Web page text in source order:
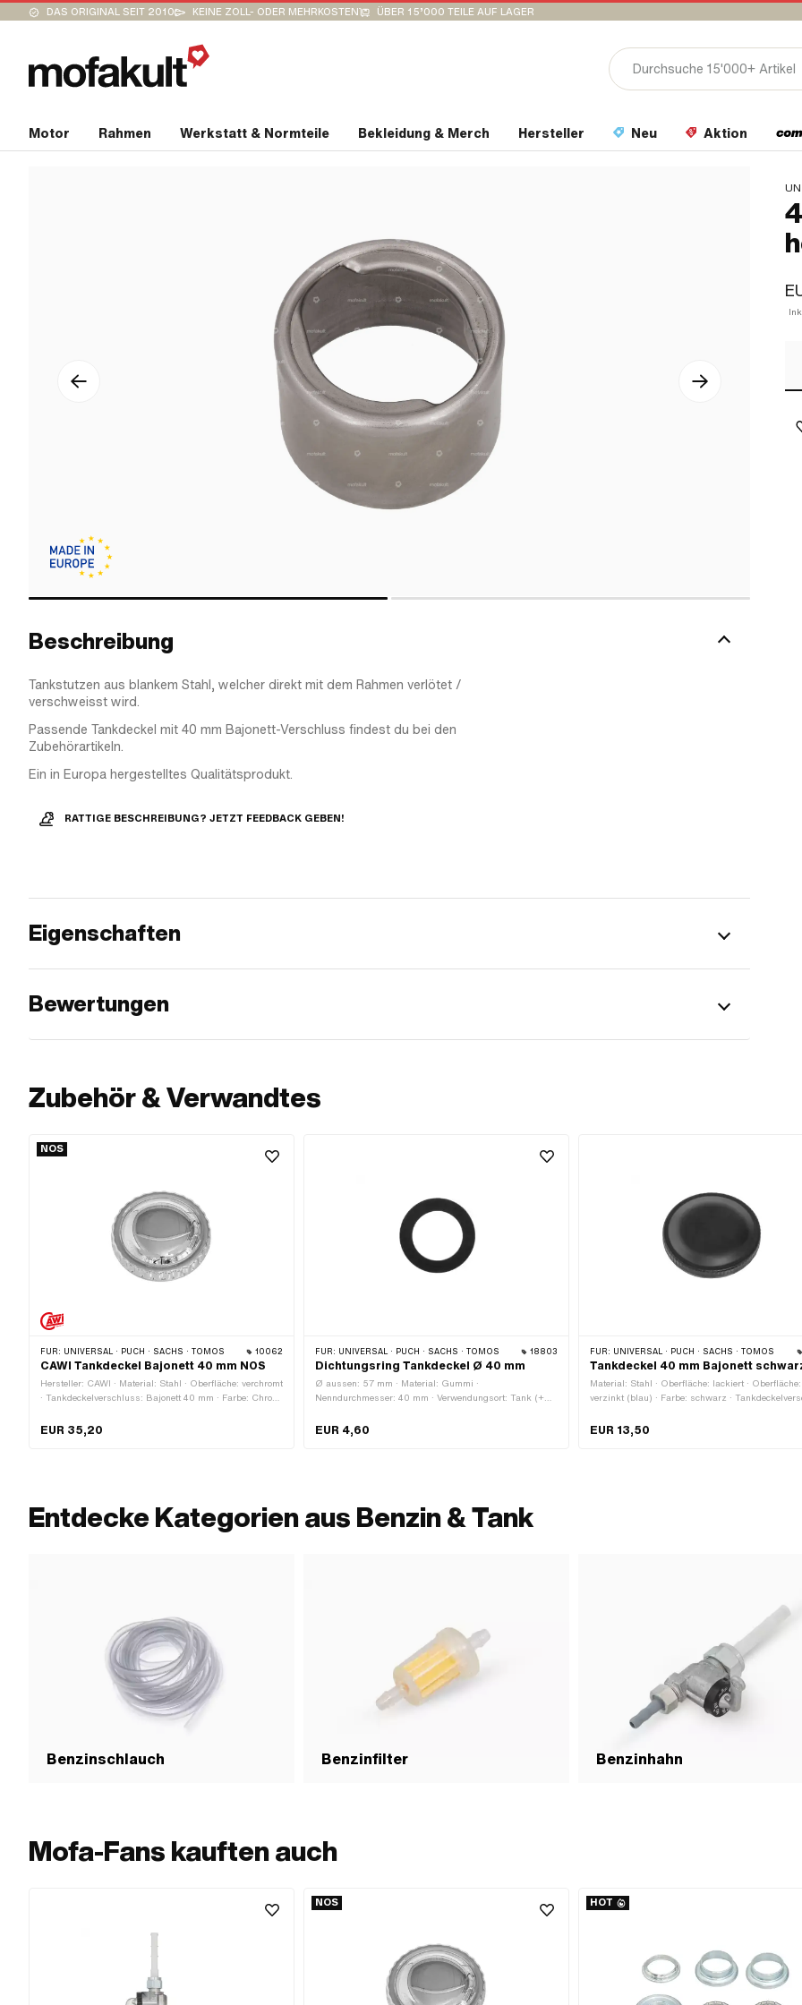
DAS ORIGINAL SEIT 2010 KEINE ZOLL- ODER MEHRKOSTEN ÜBER 15’000 TEILE AUF LAGER
Motor Rahmen Werkstatt & Normteile Bekleidung & Merch Hersteller Neu Aktion
Beschreibung
Tankstutzen aus blankem Stahl, welcher direkt mit dem Rahmen verlötet /
verschweisst wird.
Passende Tankdeckel mit 40 mm Bajonett-Verschluss findest du bei den
Zubehörartikeln.
Ein in Europa hergestelltes Qualitätsprodukt.
RATTIGE BESCHREIBUNG? JETZT FEEDBACK GEBEN!
Eigenschaften
Bewertungen
Zubehör & Verwandtes
NOS
FÜR: UNIVERSAL · PUCH · SACHS · TOMOS 10062
CAWI Tankdeckel Bajonett 40 mm NOS
Hersteller: CAWI · Material: Stahl · Oberfläche: verchromt
· Tankdeckelverschluss: Bajonett 40 mm · Farbe: Chrom
64.8 mm · Höhe: 23.4 mm
EUR 35,20
FÜR: UNIVERSAL · PUCH · SACHS · TOMOS 18803
Dichtungsring Tankdeckel Ø 40 mm
Ø aussen: 57 mm · Material: Gummi ·
Nenndurchmesser: 40 mm · Verwendungsort: Tank (+
EUR 4,60
FÜR: UNIVERSAL · PUCH · SACHS · TOMOS
Tankdeckel 40 mm Bajonett
Material: Stahl · Oberfläche: lackiert · Oberfläche:
verzinkt (blau) · Farbe: schwarz ·
EUR 13,50
Entdecke Kategorien aus Benzin & Tank
Benzinschlauch Benzinfilter Benzinhahn
Mofa-Fans kauften auch
NOS HOT